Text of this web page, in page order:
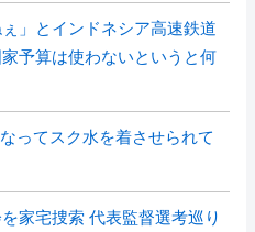
」とインドネシア高速鉄道
予算は使わないというと何
ってスク水を着させられて
家宅捜索 代表監督選考巡り